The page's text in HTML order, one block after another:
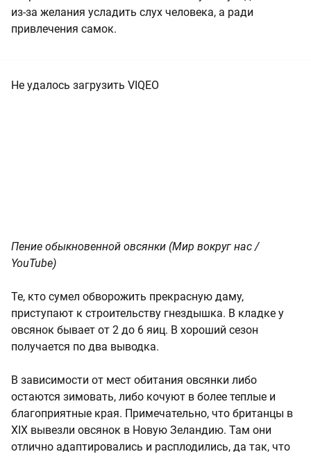
из-за желания усладить слух человека, а ради
привлечения самок.
Не удалось загрузить VIQEO
Пение обыкновенной овсянки (Мир вокруг нас /
YouTube)
Те, кто сумел обворожить прекрасную даму,
приступают к строительству гнездышка. В кладке у
овсянок бывает от 2 до 6 яиц. В хороший сезон
получается по два выводка.
В зависимости от мест обитания овсянки либо
остаются зимовать, либо кочуют в более теплые и
благоприятные края. Примечательно, что британцы в
XIX вывезли овсянок в Новую Зеландию. Там они
отлично адаптировались и расплодились, да так, что